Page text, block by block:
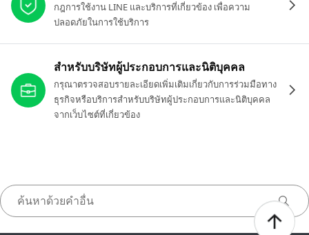
กฎการใช้งาน LINE และบริการที่เกี่ยวข้อง เพื่อความ
ปลอดภัยในการใช้บริการ
สำหรับบริษัทผู้ประกอบการและนิติบุคคล
กรุณาตรวจสอบรายละเอียดเพิ่มเติมเกี่ยวกับการร่วมมือทาง
ธุรกิจหรือบริการสำหรับบริษัทผู้ประกอบการและนิติบุคคล
จากเว็บไซต์ที่เกี่ยวข้อง